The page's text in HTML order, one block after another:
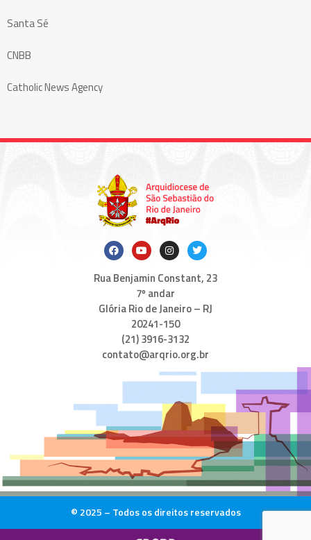
Santa Sé
CNBB
Catholic News Agency
Rua Benjamin Constant, 23
7º andar
Glória Rio de Janeiro – RJ
20241-150
(21) 3916-3132
contato@arqrio.org.br
© 2025 – Todos os direitos reservados